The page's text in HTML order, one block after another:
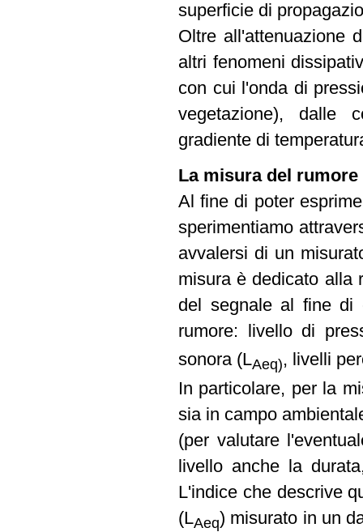
superficie di
Oltre all'attenuazione
altri fenomeni
con cui l'onda di
vegetazione), dalle
gradiente di
La misura del rumore
Al fine di poter
sperimentiamo
avvalersi di un
misura è dedicato alla
del segnale al fine di
rumore: livello di
sonora (LAeq), livelli
In particolare, per la
sia in campo
(per valutare
livello anche la
L'indice che descrive
(LAeq) misurato in un